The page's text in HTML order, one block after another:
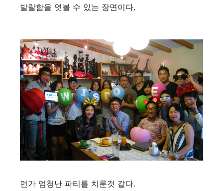
발랄함을 엿볼 수 있는 장면이다.
먼가 엄청난 파티를 치룬것 같다.